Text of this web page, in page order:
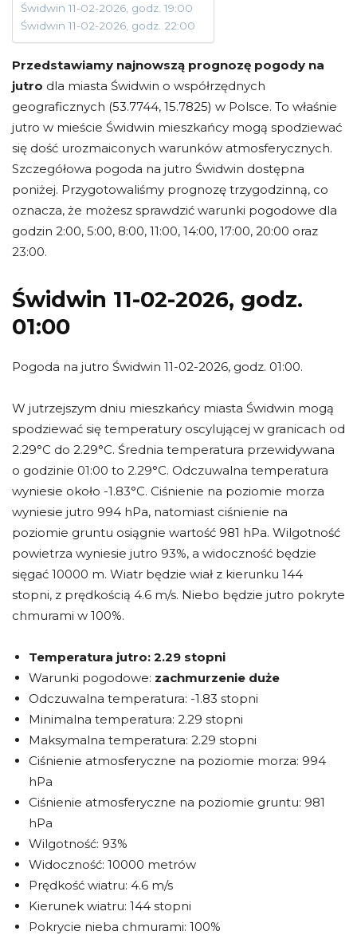
Świdwin 11-02-2026, godz. 19:00
Świdwin 11-02-2026, godz. 22:00
Przedstawiamy najnowszą prognozę pogody na
jutro dla miasta Świdwin o współrzędnych
geograficznych (53.7744, 15.7825) w Polsce. To właśnie
jutro w mieście Świdwin mieszkańcy mogą spodziewać
się dość urozmaiconych warunków atmosferycznych.
Szczegółowa pogoda na jutro Świdwin dostępna
poniżej. Przygotowaliśmy prognozę trzygodzinną, co
oznacza, że możesz sprawdzić warunki pogodowe dla
godzin 2:00, 5:00, 8:00, 11:00, 14:00, 17:00, 20:00 oraz
23:00.
Świdwin 11-02-2026, godz.
01:00
Pogoda na jutro Świdwin 11-02-2026, godz. 01:00.
W jutrzejszym dniu mieszkańcy miasta Świdwin mogą
spodziewać się temperatury oscylującej w granicach od
2.29°C do 2.29°C. Średnia temperatura przewidywana
o godzinie 01:00 to 2.29°C. Odczuwalna temperatura
wyniesie około -1.83°C. Ciśnienie na poziomie morza
wyniesie jutro 994 hPa, natomiast ciśnienie na
poziomie gruntu osiągnie wartość 981 hPa. Wilgotność
powietrza wyniesie jutro 93%, a widoczność będzie
sięgać 10000 m. Wiatr będzie wiał z kierunku 144
stopni, z prędkością 4.6 m/s. Niebo będzie jutro pokryte
chmurami w 100%.
Temperatura jutro: 2.29 stopni
Warunki pogodowe: zachmurzenie duże
Odczuwalna temperatura: -1.83 stopni
Minimalna temperatura: 2.29 stopni
Maksymalna temperatura: 2.29 stopni
Ciśnienie atmosferyczne na poziomie morza: 994
hPa
Ciśnienie atmosferyczne na poziomie gruntu: 981
hPa
Wilgotność: 93%
Widoczność: 10000 metrów
Prędkość wiatru: 4.6 m/s
Kierunek wiatru: 144 stopni
Pokrycie nieba chmurami: 100%